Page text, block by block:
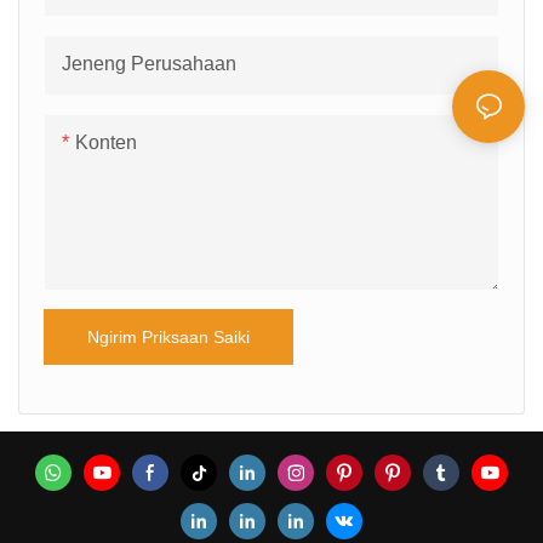
Jeneng Perusahaan
Konten
Ngirim Priksaan Saiki